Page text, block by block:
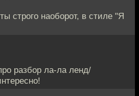
строго наоборот, в стиле "Я
разбор ла-ла ленд/